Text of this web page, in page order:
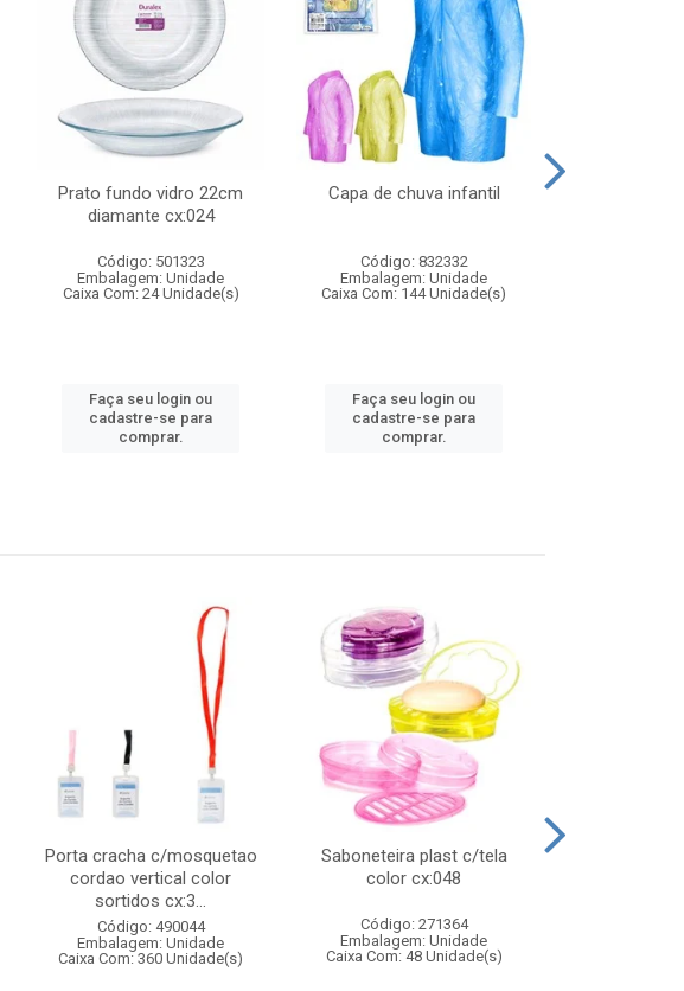
Prato fundo vidro 22cm
diamante cx:024
Código: 501323
Embalagem: Unidade
Caixa Com: 24 Unidade(s)
Faça seu login ou
cadastre-se para
comprar.
Capa de chuva infantil
Código: 832332
Embalagem: Unidade
Caixa Com: 144 Unidade(s)
Faça seu login ou
cadastre-se para
comprar.
Porta cracha c/mosquetao
cordao vertical color
sortidos cx:3...
Código: 490044
Embalagem: Unidade
Caixa Com: 360 Unidade(s)
Saboneteira plast c/tela
color cx:048
Código: 271364
Embalagem: Unidade
Caixa Com: 48 Unidade(s)